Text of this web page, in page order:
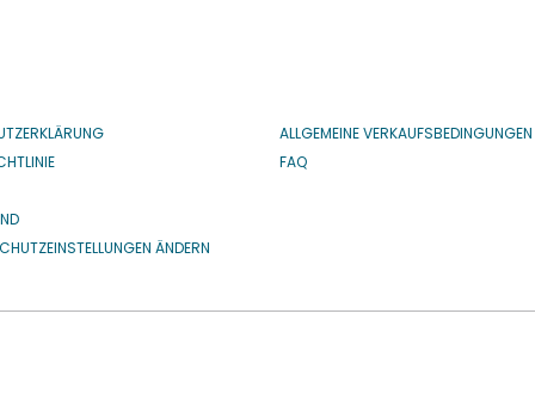
ÄNDERN
ALLGEMEINE VERKAUFSBEDINGUNGEN
FAQ